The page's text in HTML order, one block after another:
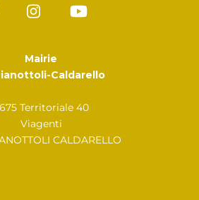
Mairie
Caldarello
Territoriale 40
Viagenti
CALDARELLO